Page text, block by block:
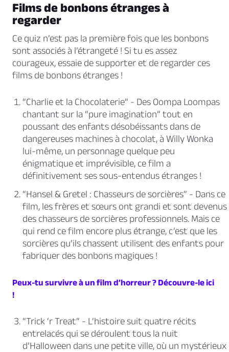
Films de bonbons étranges à
regarder
Ce quiz n’est pas la première fois que les bonbons
sont associés à l’étrangeté ! Si tu es assez
courageux, essaie de supporter et de regarder ces
films de bonbons étranges !
“Charlie et la Chocolaterie” - Des Oompa Loompas
chantant sur la “pure imagination” tout en
poussant des enfants désobéissants dans de
dangereuses machines à chocolat, à Willy Wonka
lui-même, un personnage quelque peu
énigmatique et imprévisible, ce film a
définitivement ses sous-entendus étranges !
“Hansel & Gretel : Chasseurs de sorcières” - Dans ce
film, les frères et sœurs ont grandi et sont devenus
des chasseurs de sorcières professionnels. Mais ce
qui rend ce film encore plus étrange, c’est que les
sorcières qu’ils chassent utilisent des enfants pour
fabriquer des bonbons magiques !
Peux-tu survivre à un film d’horreur ? Découvre-le ici
!
“Trick ‘r Treat” - L’histoire suit quatre récits
entrelacés qui se déroulent tous la nuit
d’Halloween dans une petite ville, où un mystérieux